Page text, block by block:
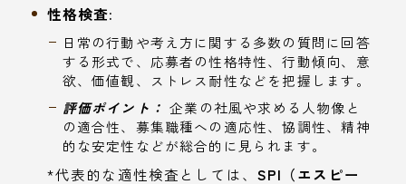
性格検査:
日常の行動や考え方に関する多数の質問に回答
する形式で、応募者の性格特性、行動傾向、意
欲、価値観、ストレス耐性などを把握します。
評価ポイント： 企業の社風や求める人物像と
の適合性、募集職種への適応性、協調性、精神
的な安定性などが総合的に見られます。
*代表的な適性検査としては、SPI（エスピー